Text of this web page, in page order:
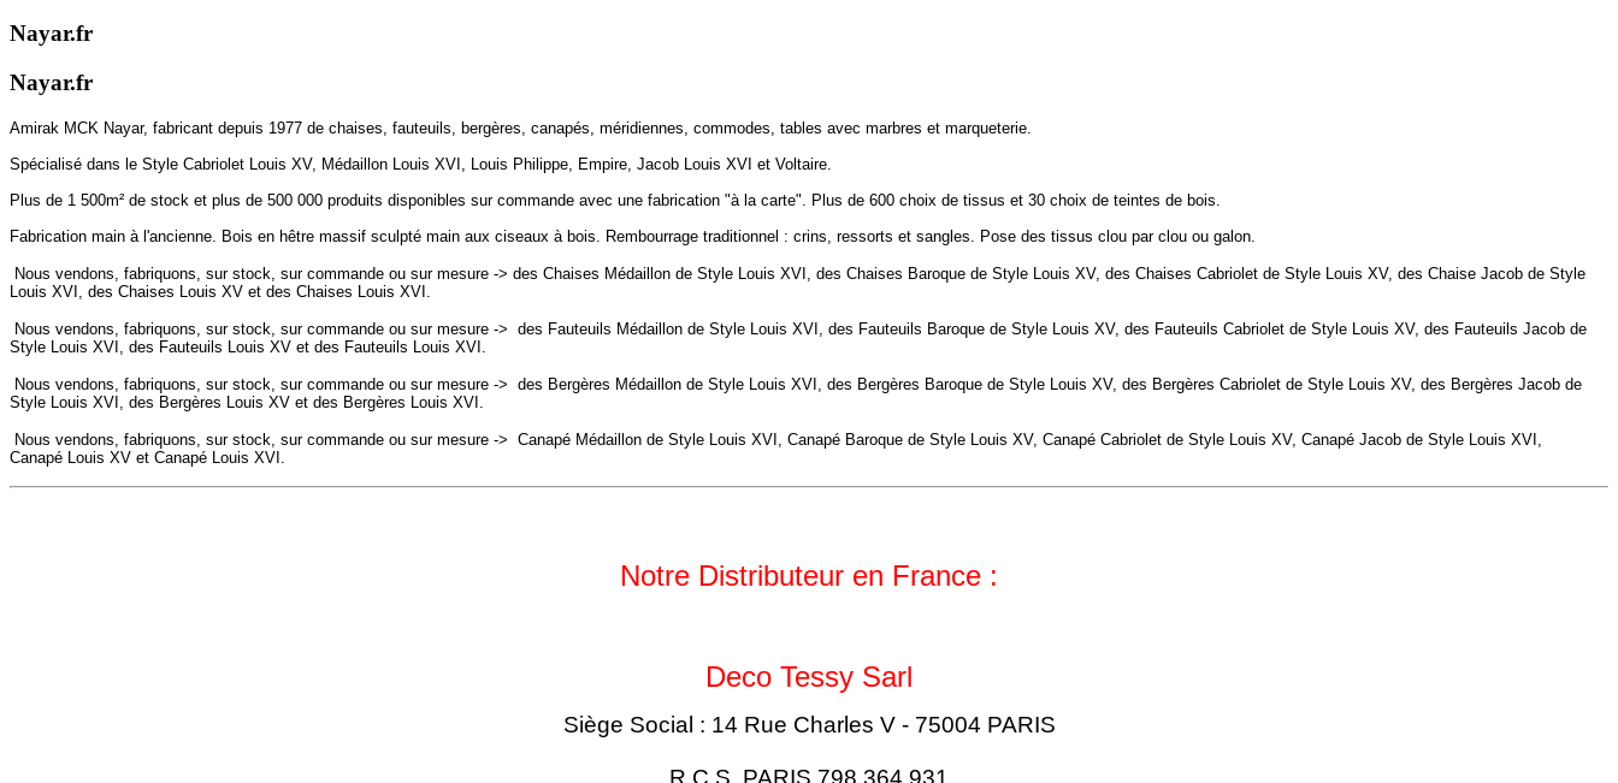
Nayar.fr
Nayar.fr
Amirak MCK Nayar, fabricant depuis 1977 de chaises, fauteuils, bergères, canapés, méridiennes, commodes, tables avec marbres et marqueterie.
Spécialisé dans le Style Cabriolet Louis XV, Médaillon Louis XVI, Louis Philippe, Empire, Jacob Louis XVI et Voltaire.
Plus de 1 500m² de stock et plus de 500 000 produits disponibles sur commande avec une fabrication "à la carte". Plus de 600 choix de tissus et 30 choix de teintes de bois.
Fabrication main à l'ancienne. Bois en hêtre massif sculpté main aux ciseaux à bois. Rembourrage traditionnel : crins, ressorts et sangles. Pose des tissus clou par clou ou galon.
Nous vendons, fabriquons, sur stock, sur commande ou sur mesure -> des Chaises Médaillon de Style Louis XVI, des Chaises Baroque de Style Louis XV, des Chaises Cabriolet de Style Louis XV, des Chaise Jacob de Style
Louis XVI, des Chaises Louis XV et des Chaises Louis XVI.
Nous vendons, fabriquons, sur stock, sur commande ou sur mesure -> des Fauteuils Médaillon de Style Louis XVI, des Fauteuils Baroque de Style Louis XV, des Fauteuils Cabriolet de Style Louis XV, des Fauteuils Jacob de
Style Louis XVI, des Fauteuils Louis XV et des Fauteuils Louis XVI.
Nous vendons, fabriquons, sur stock, sur commande ou sur mesure -> des Bergères Médaillon de Style Louis XVI, des Bergères Baroque de Style Louis XV, des Bergères Cabriolet de Style Louis XV, des Bergères Jacob de
Style Louis XVI, des Bergères Louis XV et des Bergères Louis XVI.
Nous vendons, fabriquons, sur stock, sur commande ou sur mesure -> Canapé Médaillon de Style Louis XVI, Canapé Baroque de Style Louis XV, Canapé Cabriolet de Style Louis XV, Canapé Jacob de Style Louis XVI,
Canapé Louis XV et Canapé Louis XVI.
Notre Distributeur en France :
Deco Tessy Sarl
Siège Social : 14 Rue Charles V - 75004 PARIS
R.C.S. PARIS 798 364 931